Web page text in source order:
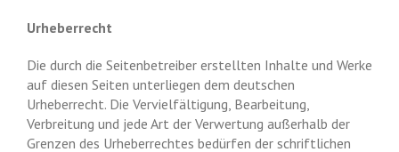
Urheberrecht
Die durch die Seitenbetreiber erstellten Inhalte und Werke
auf diesen Seiten unterliegen dem deutschen
Urheberrecht. Die Vervielfältigung, Bearbeitung,
Verbreitung und jede Art der Verwertung außerhalb der
Grenzen des Urheberrechtes bedürfen der schriftlichen